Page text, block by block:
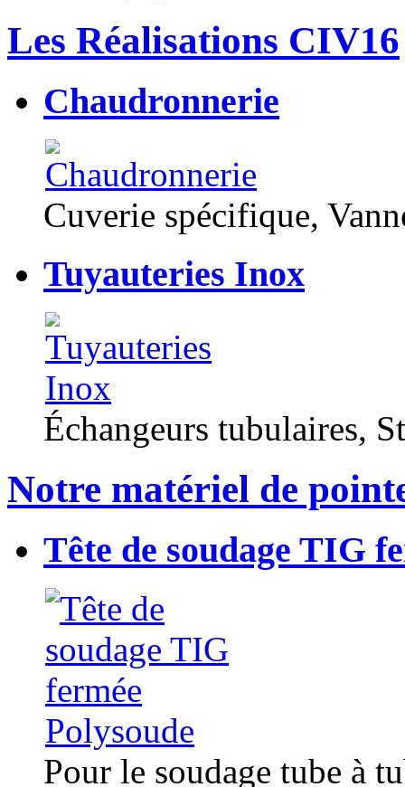
Les Réalisations CIV16
Chaudronnerie
Cuverie spécifique,
Tuyauteries Inox
Échangeurs tubulaires,
Notre matériel de
Tête de soudage TIG
Pour le soudage tube à